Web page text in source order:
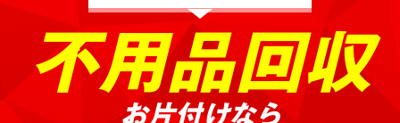
不用品回収
お片付けなら